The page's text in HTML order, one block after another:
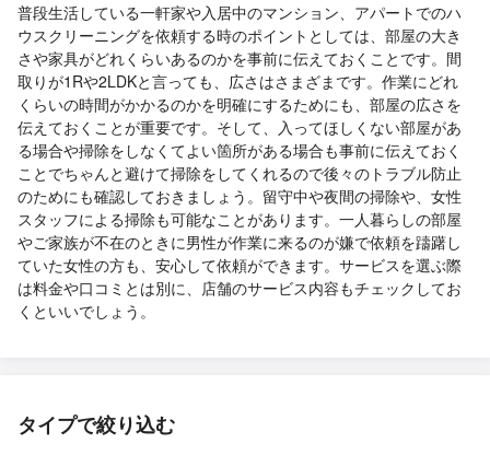
普段生活している一軒家や入居中のマンション、アパートでのハ
ウスクリーニングを依頼する時のポイントとしては、部屋の大き
さや家具がどれくらいあるのかを事前に伝えておくことです。間
取りが1Rや2LDKと言っても、広さはさまざまです。作業にどれ
くらいの時間がかかるのかを明確にするためにも、部屋の広さを
伝えておくことが重要です。そして、入ってほしくない部屋があ
る場合や掃除をしなくてよい箇所がある場合も事前に伝えておく
ことでちゃんと避けて掃除をしてくれるので後々のトラブル防止
のためにも確認しておきましょう。留守中や夜間の掃除や、女性
スタッフによる掃除も可能なことがあります。一人暮らしの部屋
やご家族が不在のときに男性が作業に来るのが嫌で依頼を躊躇し
ていた女性の方も、安心して依頼ができます。サービスを選ぶ際
は料金や口コミとは別に、店舗のサービス内容もチェックしてお
くといいでしょう。
タイプで絞り込む